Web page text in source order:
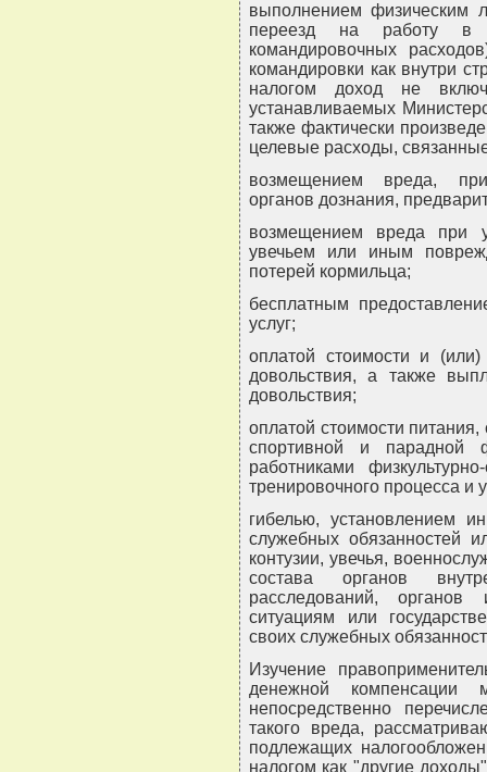
выполнением физическим
переезд на работу в
командировочных
командировки как внутри
налогом доход не
устанавливаемых
также фактически
целевые расходы,
возмещением вреда,
органов дознания,
возмещением вреда при
увечьем или иным
потерей кормильца;
бесплатным
услуг;
оплатой стоимости и
довольствия, а также
довольствия;
оплатой стоимости
спортивной и парадной
работниками
тренировочного процесса и
гибелью, установлением
служебных обязанностей
контузии, увечья,
состава органов
расследований,
ситуациям или
своих служебных
Изучение
денежной компенсации
непосредственно
такого вреда,
подлежащих
налогом как "другие